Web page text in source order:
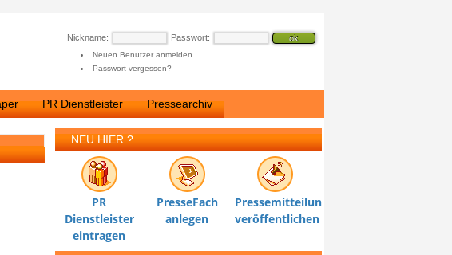
Nickname: Passwort:
Neuen Benutzer anmelden
Passwort vergessen?
PR Dienstleister Pressearchiv
NEU HIER ?
PR
Dienstleister
eintragen
PresseFach
anlegen
Pressemitteilung
veröffentlichen